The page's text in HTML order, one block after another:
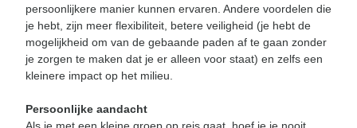
persoonlijkere manier kunnen ervaren. Andere voordelen die
je hebt, zijn meer flexibiliteit, betere veiligheid (je hebt de
mogelijkheid om van de gebaande paden af te gaan zonder
je zorgen te maken dat je er alleen voor staat) en zelfs een
kleinere impact op het milieu.
Persoonlijke aandacht